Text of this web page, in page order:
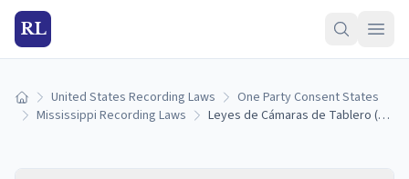
RL
Inicio United States Recording Laws
One Party Consent States
Mississippi Recording Laws
Leyes de Cámaras de Tablero (Dashcam) en Misisipi: Reglas de Montaje, Grabación de Audio y Pruebas (2026)